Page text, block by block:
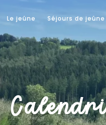
Le jeûne Séjours de jeûne